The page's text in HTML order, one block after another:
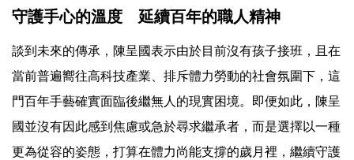
守護手心的溫度 延續百年的職人精神
談到未來的傳承，陳呈國表示由於目前沒有孩子接班，且在
當前普遍嚮往高科技產業、排斥體力勞動的社會氛圍下，這
門百年手藝確實面臨後繼無人的現實困境。即便如此，陳呈
國並沒有因此感到焦慮或急於尋求繼承者，而是選擇以一種
更為從容的姿態，打算在體力尚能支撐的歲月裡，繼續守護